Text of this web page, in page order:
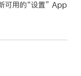
可用的“设置” App